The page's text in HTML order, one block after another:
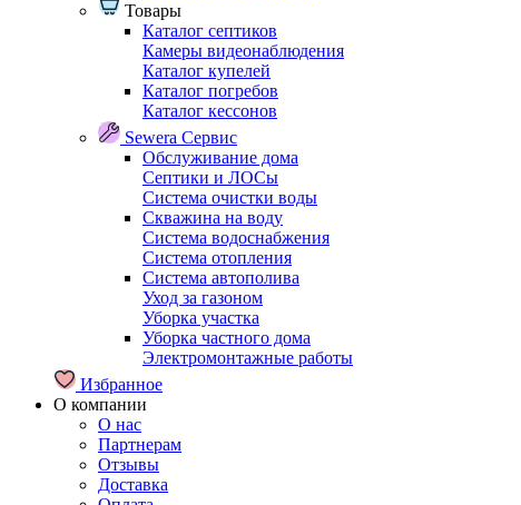
Товары
Каталог септиков
Камеры видеонаблюдения
Каталог купелей
Каталог погребов
Каталог кессонов
Sewera Сервис
Обслуживание дома
Септики и ЛОСы
Система очистки воды
Скважина на воду
Система водоснабжения
Система отопления
Система автополива
Уход за газоном
Уборка участка
Уборка частного дома
Электромонтажные работы
Избранное
О компании
О нас
Партнерам
Отзывы
Доставка